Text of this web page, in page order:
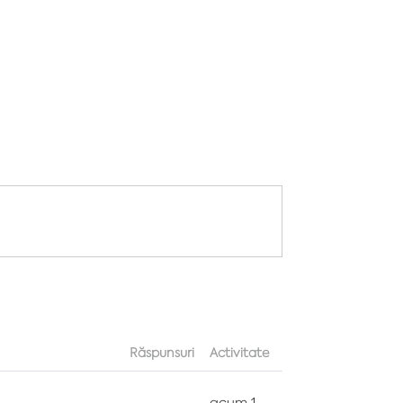
Răspunsuri Activitate